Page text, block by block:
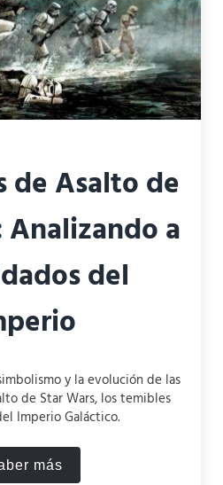
de Asalto de
Analizando a
del
y la evolución de las
de Star Wars, los temibles
Imperio Galáctico.
más
Las Tropas de Asalto de